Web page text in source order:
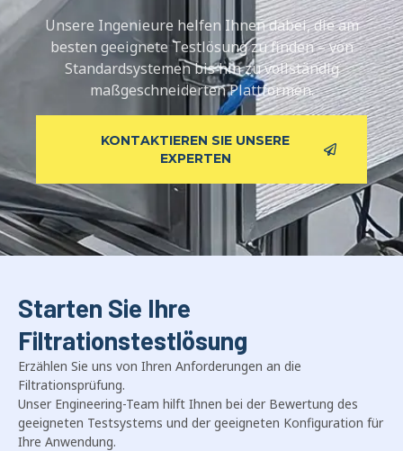
Unsere Ingenieure helfen Ihnen dabei, die am
besten geeignete Testlösung zu finden – von
Standardsystemen bis hin zu vollständig
maßgeschneiderten Plattformen.
KONTAKTIEREN SIE UNSERE
EXPERTEN
Starten Sie Ihre
Filtrationstestlösung
Erzählen Sie uns von Ihren Anforderungen an die
Filtrationsprüfung.
Unser Engineering-Team hilft Ihnen bei der Bewertung des
geeigneten Testsystems und der geeigneten Konfiguration für
Ihre Anwendung.